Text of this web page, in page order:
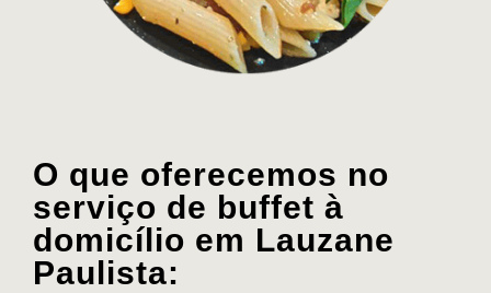
O que oferecemos no
serviço de buffet à
domicílio em Lauzane
Paulista: